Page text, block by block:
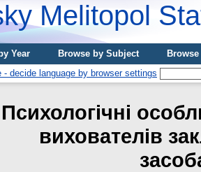
Melitopol
Year Browse by Subject
Психологічні
вихователів